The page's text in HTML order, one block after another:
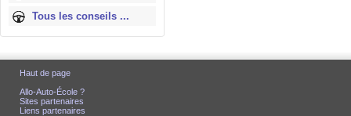
Tous les conseils ...
Haut de page
Allo-Auto-École ?
Sites partenaires
Liens partenaires